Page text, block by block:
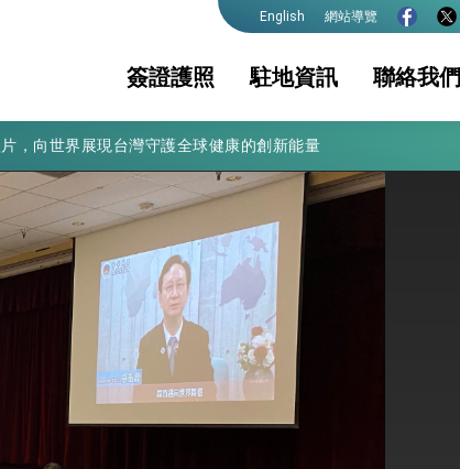
English 網站導覽
簽證護照
本處領務服務公告
事項
護照及入出國許可
文件證明
駐地資訊
簽證及入境須知 駐地基本資料
消保及性平諮詢機
聯絡我們
秩序
濟轉型升級 籲請立院全力支持並盡速通過